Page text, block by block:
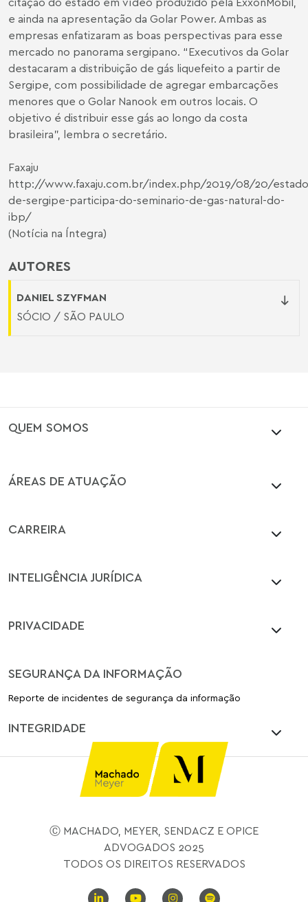
AUTORES
DANIEL SZYFMAN
SÓCIO / SÃO PAULO
e ainda na apresentação da Golar Power. Ambas as
empresas enfatizaram as boas perspectivas para esse
mercado no panorama sergipano. “Executivos da Golar
destacaram a distribuição de gás liquefeito a partir de
Sergipe, com possibilidade de agregar embarcações
menores que o Golar Nanook em outros locais. O
objetivo é distribuir esse gás ao longo da costa
brasileira”, lembra o secretário.
Faxaju
http://www.faxaju.com.br/index.php/2019/08/20/
de-sergipe-participa-do-seminario-de-gas-natural-do-
ibp/
(Notícia na Íntegra)
QUEM SOMOS
ÁREAS DE ATUAÇÃO
CARREIRA
INTELIGÊNCIA JURÍDICA
PRIVACIDADE
SEGURANÇA DA INFORMAÇÃO
Reporte de incidentes de segurança da informação
INTEGRIDADE
Ⓒ MACHADO, MEYER, SENDACZ E OPICE
ADVOGADOS 2025
TODOS OS DIREITOS RESERVADOS